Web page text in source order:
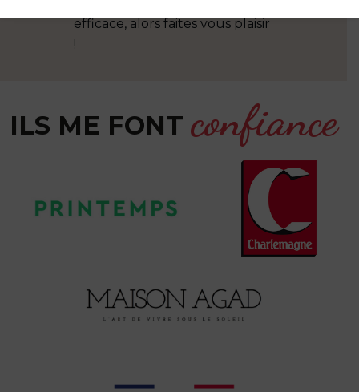
et
efficace, alors faites vous plaisir
!
ILS ME FONT confiance